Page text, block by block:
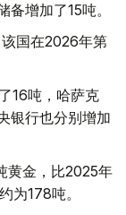
增加了15吨。
国在2026年第
16吨，哈萨克
银行也分别增加
黄金，比2025年
为178吨。